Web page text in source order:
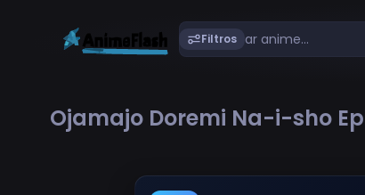
Filtros
Ojamajo Doremi Na-i-sho